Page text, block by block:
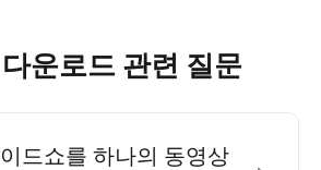
운로드 관련 질문
드쇼를 하나의 동영상